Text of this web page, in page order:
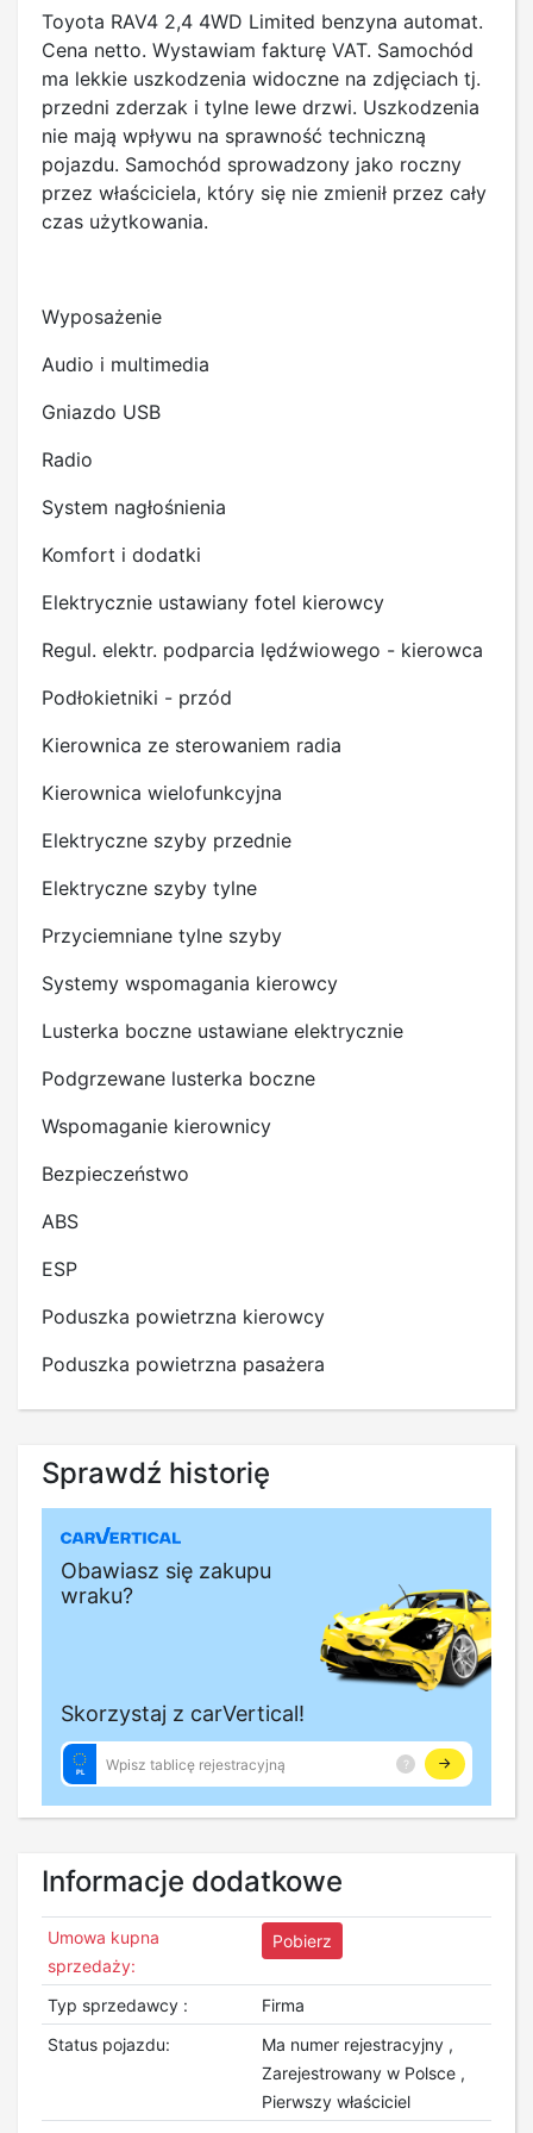
Toyota RAV4 2,4 4WD Limited benzyna automat.
Cena netto. Wystawiam fakturę VAT. Samochód
ma lekkie uszkodzenia widoczne na zdjęciach tj.
przedni zderzak i tylne lewe drzwi. Uszkodzenia
nie mają wpływu na sprawność techniczną
pojazdu. Samochód sprowadzony jako roczny
przez właściciela, który się nie zmienił przez cały
czas użytkowania.
Wyposażenie
Audio i multimedia
Gniazdo USB
Radio
System nagłośnienia
Komfort i dodatki
Elektrycznie ustawiany fotel kierowcy
Regul. elektr. podparcia lędźwiowego - kierowca
Podłokietniki - przód
Kierownica ze sterowaniem radia
Kierownica wielofunkcyjna
Elektryczne szyby przednie
Elektryczne szyby tylne
Przyciemniane tylne szyby
Systemy wspomagania kierowcy
Lusterka boczne ustawiane elektrycznie
Podgrzewane lusterka boczne
Wspomaganie kierownicy
Bezpieczeństwo
ABS
ESP
Poduszka powietrzna kierowcy
Poduszka powietrzna pasażera
Sprawdź historię
Informacje dodatkowe
Umowa kupna
sprzedaży:
Pobierz
Typ sprzedawcy :
Firma
Status pojazdu:
Ma numer rejestracyjny ,
Zarejestrowany w Polsce ,
Pierwszy właściciel